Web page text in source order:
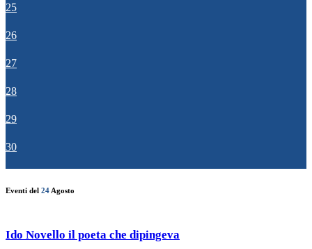
25
26
27
28
29
30
Eventi del 24 Agosto
Ido Novello il poeta che dipingeva